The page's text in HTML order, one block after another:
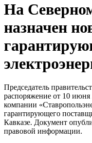
На
назначен
Председатель
распоряжение от 10
компании
гарантирующего
Кавказе. Документ
правовой информации.